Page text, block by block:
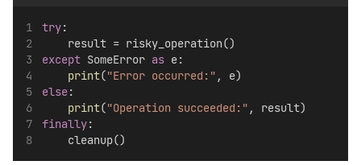
try:
    result = risky_operation()
except SomeError as e:
print("Error occurred:" , e)
else:
print("Operation succeeded:" , result)
finally:
    cleanup()